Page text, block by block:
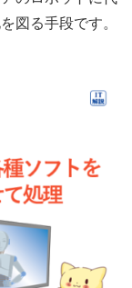
図る手段です。